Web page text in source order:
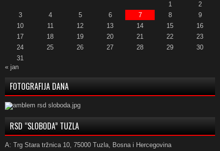
1
2
3
4 5 6 7 8
9
10
11 12 13 14 15
16
17
18 19 20 21 22
23
24
25 26 27 28 29
30
31
« jan
FOTOGRAFIJA DANA
RSD “SLOBODA” TUZLA
A: Trg Stara tržnica 10, 75000 Tuzla, Bosna i Hercegovina